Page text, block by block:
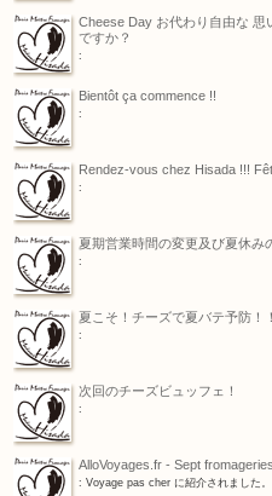
Cheese Day お代わり自由な
ですか？
:
Bientôt ça commence !!
:
Rendez-vous chez Hisada !!!
:
夏期営業時間の変更及び夏休み
:
夏こそ！チーズで夏バテ予防！！
:
次回のチーズビュッフェ！
:
AlloVoyages.fr - Sept
: Voyage pas cher に紹介されました